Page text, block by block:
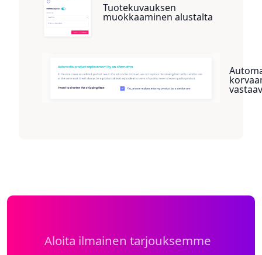
Tuotekuvauksen
muokkaaminen alustalta
Aloita ilmainen tarjouksemme